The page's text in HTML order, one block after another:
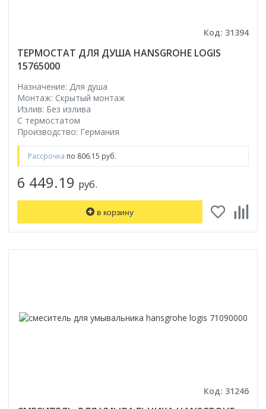
Код: 31394
ТЕРМОСТАТ ДЛЯ ДУША HANSGROHE LOGIS
15765000
Назначение: Для душа
Монтаж: Скрытый монтаж
Излив: Без излива
С термостатом
Производство: Германия
Рассрочка по 806.15 руб.
6 449.19 руб.
в корзину
Код: 31246